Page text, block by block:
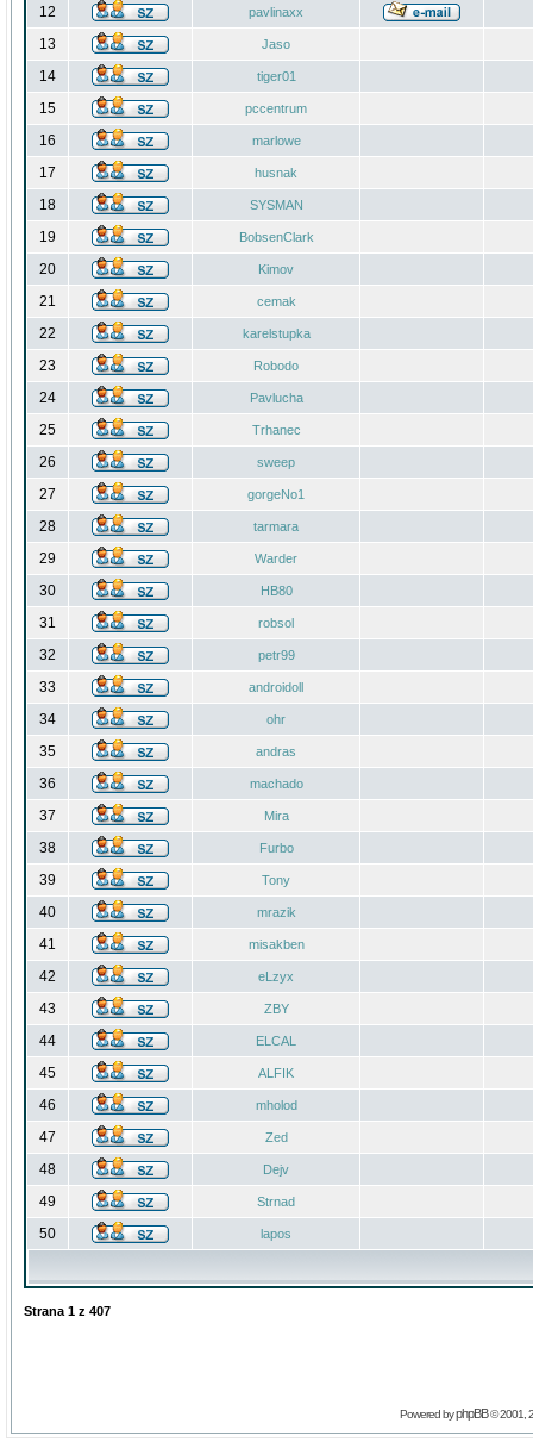
12 pavlinaxx
13 Jaso
14 tiger01
15 pccentrum
16 marlowe
17 husnak
18 SYSMAN
19 BobsenClark
20 Kimov
21 cemak
22 karelstupka
23 Robodo
24 Pavlucha
25 Trhanec
26 sweep
27 gorgeNo1
28 tarmara
29 Warder
30 HB80
31 robsol
32 petr99
33 androidoll
34 ohr
35 andras
36 machado
37 Mira
38 Furbo
39 Tony
40 mrazik
41 misakben
42 eLzyx
43 ZBY
44 ELCAL
45 ALFIK
46 mholod
47 Zed
48 Dejv
49 Strnad
50 lapos
Strana 1 z 407
Powered byphpBB© 2001,